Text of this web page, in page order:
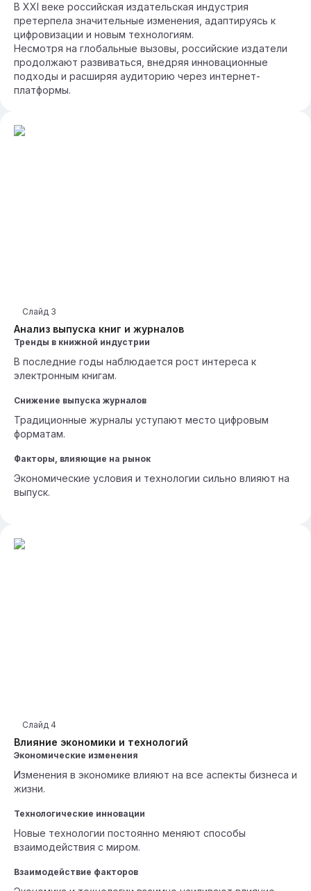
В XXI веке российская издательская индустрия
претерпела значительные изменения, адаптируясь к
цифровизации и новым технологиям.
Несмотря на глобальные вызовы, российские издатели
продолжают развиваться, внедряя инновационные
подходы и расширяя аудиторию через интернет-
платформы.
Анализ выпуска книг и журналов
Слайд 3
Тренды в книжной индустрии
В последние годы наблюдается рост интереса к
электронным книгам.
Снижение выпуска журналов
Традиционные журналы уступают место цифровым
форматам.
Факторы, влияющие на рынок
Экономические условия и технологии сильно влияют на
выпуск.
Влияние экономики и технологий
Слайд 4
Экономические изменения
Изменения в экономике влияют на все аспекты бизнеса и
жизни.
Технологические инновации
Новые технологии постоянно меняют способы
взаимодействия с миром.
Взаимодействие факторов